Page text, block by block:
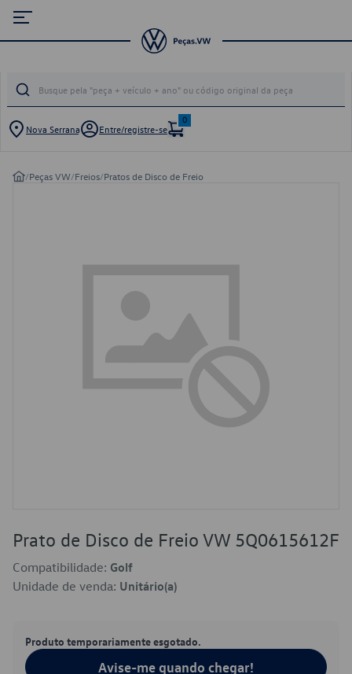
Nova Serrana Entre/registre-se
0
/Peças VW/Freios/Pratos de Disco de Freio
Prato de Disco de Freio VW 5Q0615612F
Compatibilidade: Golf
Unidade de venda: Unitário(a)
Produto temporariamente esgotado.
Avise-me quando chegar!